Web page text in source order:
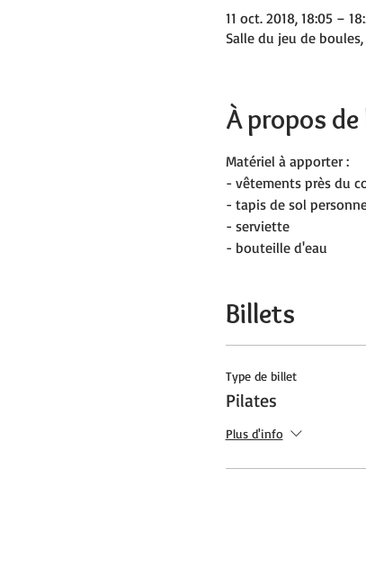
11 oct. 2018, 18:05 –
Salle du jeu de
À propos
Matériel à apporter :
- vêtements près du
- tapis de sol
- serviette
- bouteille d'eau
Billets
Type de billet
Pilates
Plus d'info